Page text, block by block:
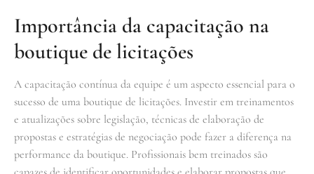
Importância da capacitação na
boutique de licitações
A capacitação contínua da equipe é um aspecto essencial para o
sucesso de uma boutique de licitações. Investir em treinamentos
e atualizações sobre legislação, técnicas de elaboração de
propostas e estratégias de negociação pode fazer a diferença na
performance da boutique. Profissionais bem treinados são